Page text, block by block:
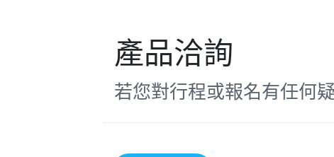
產品洽詢
若您對行程或報名有任何